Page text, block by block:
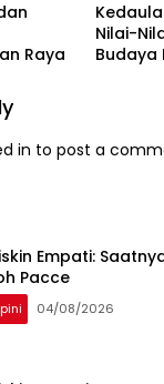
Raya
Nilai-
Budaya
in to post a
Empati:
Pacce
04/08/2026